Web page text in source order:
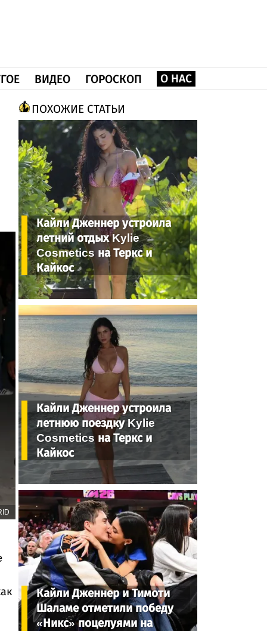
ВИДЕО ГОРОСКОП О НАС
ПОХОЖИЕ СТАТЬИ
Кайли Дженнер устроила
летний отдых Kylie
Cosmetics на Теркс и
Кайкос
Кайли Дженнер устроила
летнюю поездку Kylie
Cosmetics на Теркс и
Кайкос
Кайли Дженнер и Тимоти
Шаламе отметили победу
«Никс» поцелуями на